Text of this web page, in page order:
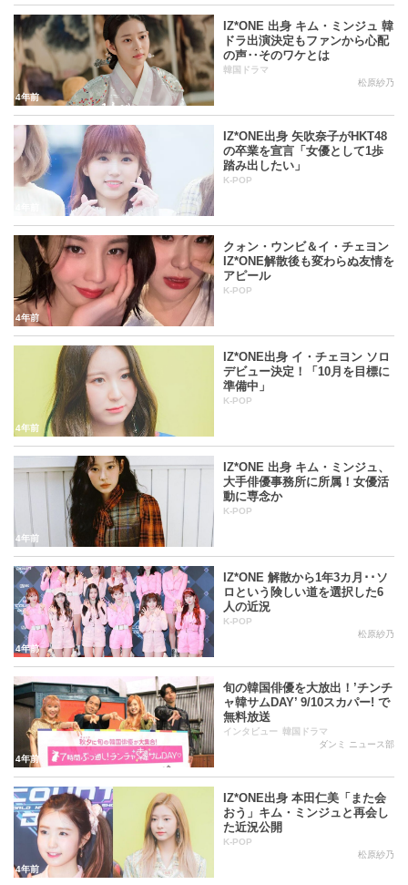
近く差がある。チャン・ウォニョンがまだ未成年者というこ
とを勘案すると、その差は更に開くだろうと懸念するファン
もいるらしい。
IZ*ONE アルバム
韓国アルバム
2019年04月01日公開 HEART*IZ(ミニアルバム) / タイトル
曲：Violeta(비올레타)
2018年10月29日公開 COLOR*IZ(ミニアルバム) / タイトル
曲： La Vie en Rose(라비앙로즈)
日本アルバム
2019年09月25日公開 Vampire(シングル) / タイトル曲：
Vampire
2019年06月26日公開 Buenos Aires(シングル) / タイトル
曲：Buenos Aires
2019年02月06日公開 好きと言わせたい(シングル) タイト
ル曲：好きと言わせたい
4年前
IZ*ONE 出身 キム・ミンジュ 韓
ドラ出演決定もファンから心配
の声‥そのワケとは
韓国ドラマ
松原紗乃
IZ*ONE出身 矢吹奈子がHKT48
の卒業を宣言「女優として1歩
踏み出したい」
K-POP
4年前
クォン・ウンビ＆イ・チェヨン
IZ*ONE解散後も変わらぬ友情を
アピール
K-POP
4年前
IZ*ONE出身 イ・チェヨン ソロ
デビュー決定！「10月を目標に
準備中」
K-POP
4年前
IZ*ONE 出身 キム・ミンジュ、
大手俳優事務所に所属！女優活
動に専念か
K-POP
4年前
IZ*ONE 解散から1年3カ月･･ソ
ロという険しい道を選択した6
人の近況
K-POP
松原紗乃
4年前
旬の韓国俳優を大放出！’チンチ
ャ韓サムDAY’ 9/10スカパー! で
無料放送
インタビュー
韓国ドラマ
ダンミ ニュース部
4年前
IZ*ONE出身 本田仁美「また会
おう」キム・ミンジュと再会し
た近況公開
K-POP
松原紗乃